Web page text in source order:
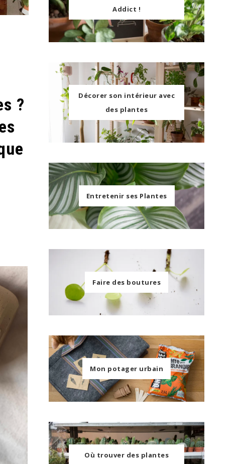
?
Addict !
Décorer son intérieur avec
des plantes
Entretenir ses Plantes
Faire des boutures
Mon potager urbain
Où trouver des plantes